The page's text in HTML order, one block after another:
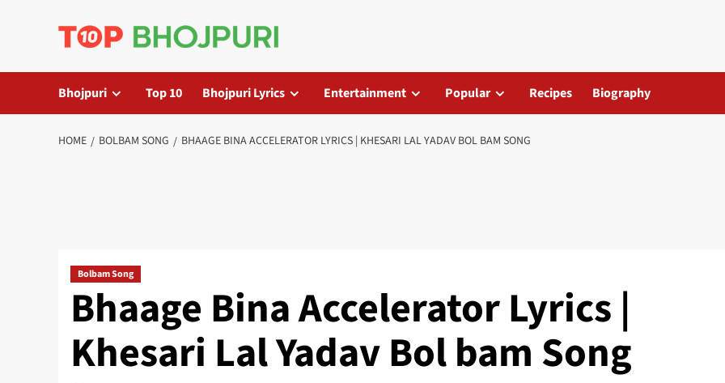
Bhojpuri Top 10 Bhojpuri Lyrics Entertainment Popular Recipes Biography
HOME BOLBAM SONG BHAAGE BINA ACCELERATOR LYRICS | KHESARI LAL YADAV BOL BAM SONG
Bolbam Song
Bhaage Bina Accelerator Lyrics |
Khesari Lal Yadav Bol bam Song